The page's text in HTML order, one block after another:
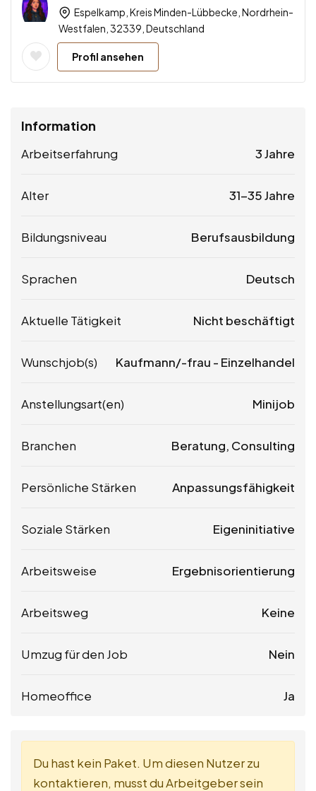
Espelkamp, Kreis Minden-Lübbecke, Nordrhein-
Westfalen, 32339, Deutschland
Profil ansehen
Information
Arbeitserfahrung 3 Jahre
Alter 31-35 Jahre
Bildungsniveau Berufsausbildung
Sprachen Deutsch
Aktuelle Tätigkeit Nicht beschäftigt
Wunschjob(s) Kaufmann/-frau - Einzelhandel
Anstellungsart(en) Minijob
Branchen Beratung, Consulting
Persönliche Stärken Anpassungsfähigkeit
Soziale Stärken Eigeninitiative
Arbeitsweise Ergebnisorientierung
Arbeitsweg Keine
Umzug für den Job Nein
Homeoffice Ja
Du hast kein Paket. Um diesen Nutzer zu
kontaktieren, musst du Arbeitgeber sein